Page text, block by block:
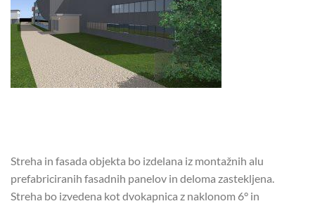
Streha in fasada objekta bo izdelana iz montažnih alu
prefabriciranih fasadnih panelov in deloma zastekljena.
Streha bo izvedena kot dvokapnica z naklonom 6° in